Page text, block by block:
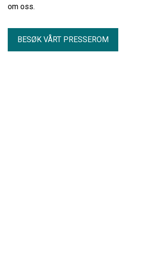
om oss.
BESØK VÅRT PRESSEROM